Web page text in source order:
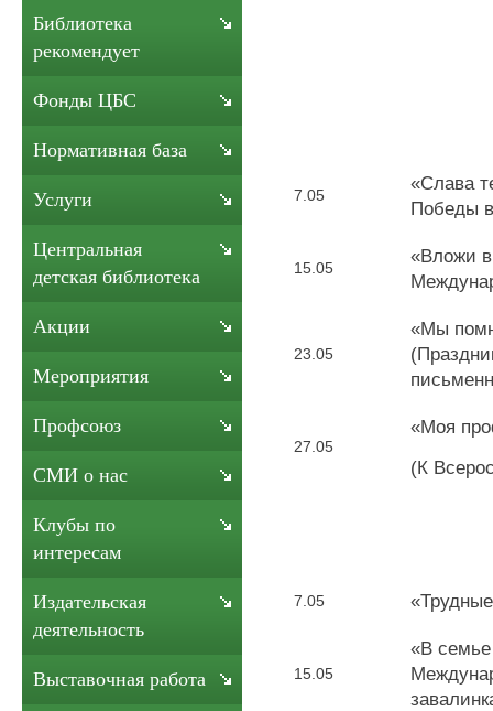
7.05
«Слава
Победы
15.05
«Вложи
23.05
«Мы
27.05
«Моя
(К
7.05
15.05
«В семье
Библиотека
рекомендует
Фонды ЦБС
Нормативная база
Услуги
Центральная
детская библиотека
Акции
Мероприятия
Профсоюз
СМИ о нас
Клубы по
интересам
Издательская
деятельность
Выставочная работа